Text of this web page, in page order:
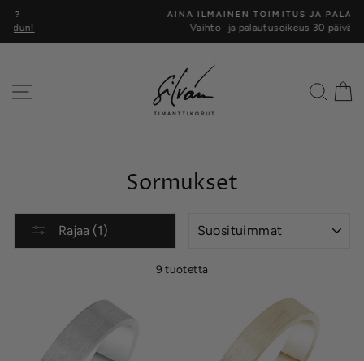
kohtaan
Keskeytä
AINA ILMAINEN TOIMITUS JA PALAUTUS
Vaihto- ja palautusoikeus 30 päivää
Hae
Sormukset
Rajaa (1)
9 tuotetta